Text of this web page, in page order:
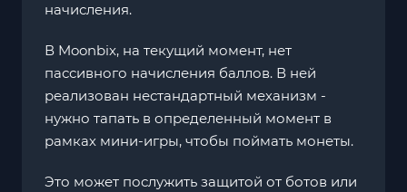
начисления.
В Moonbix, на текущий момент, нет
пассивного начисления баллов. В ней
реализован нестандартный механизм -
нужно тапать в определенный момент в
рамках мини-игры, чтобы поймать монеты.
Это может послужить защитой от ботов или